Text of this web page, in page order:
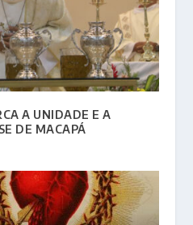
A UNIDADE E A
DE MACAPÁ